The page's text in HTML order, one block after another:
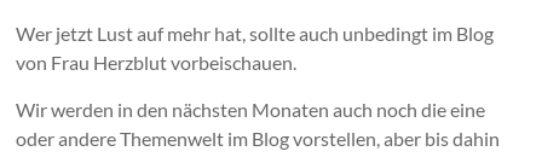
Wer jetzt Lust auf mehr hat, sollte auch unbedingt im Blog
von Frau Herzblut vorbeischauen.
Wir werden in den nächsten Monaten auch noch die eine
oder andere Themenwelt im Blog vorstellen, aber bis dahin